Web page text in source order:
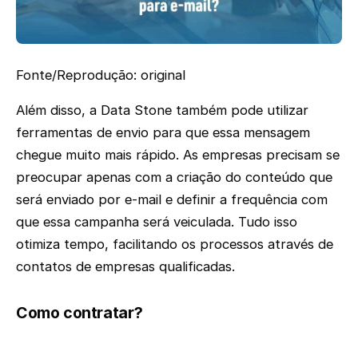
Fonte/Reprodução: original
Além disso, a Data Stone também pode utilizar
ferramentas de envio para que essa mensagem
chegue muito mais rápido. As empresas precisam se
preocupar apenas com a criação do conteúdo que
será enviado por e-mail e definir a frequência com
que essa campanha será veiculada. Tudo isso
otimiza tempo, facilitando os processos através de
contatos de empresas qualificadas.
Como contratar?